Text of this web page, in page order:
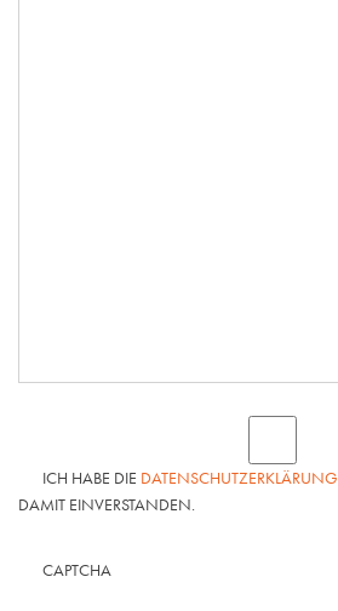
ICH HABE DIE DATENSCHUTZERKLÄRUNG
DAMIT EINVERSTANDEN.
CAPTCHA